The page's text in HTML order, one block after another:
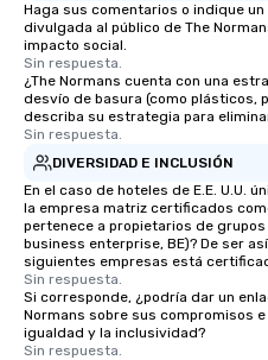
Haga sus comentarios o indique
divulgada al público de The
impacto social.
Sin respuesta.
¿The Normans cuenta con una
desvío de basura (como plásticos,
describa su estrategia para
Sin respuesta.
DIVERSIDAD E INCLUSIÓN
En el caso de hoteles de E.E. U.U.
la empresa matriz certificados
pertenece a propietarios de
business enterprise, BE)? De ser
siguientes empresas está
Sin respuesta.
Si corresponde, ¿podría dar un
Normans sobre sus compromisos
igualdad y la inclusividad?
Sin respuesta.